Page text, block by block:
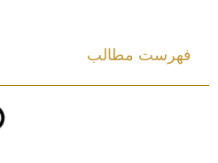
فهرست مطالب